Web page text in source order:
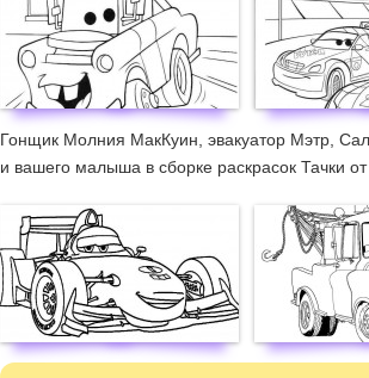
Гонщик Молния МакКуин, эвакуатор Мэтр,
и вашего малыша в сборке раскрасок Тачки от